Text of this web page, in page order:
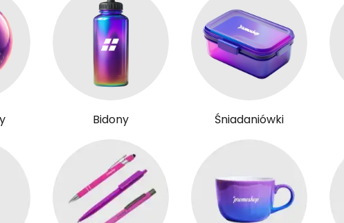
Bidony Śniadaniówki